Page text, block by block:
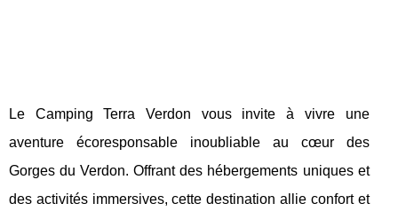
Le Camping Terra Verdon vous invite à vivre une
aventure écoresponsable inoubliable au cœur des
Gorges du Verdon. Offrant des hébergements uniques et
des activités immersives, cette destination allie confort et